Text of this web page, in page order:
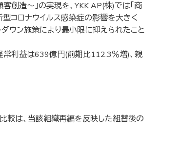
創造～」の実現を、YKK AP(株)では「商
コロナウイルス感染症の影響を大きく
ウン施策により最小限に抑えられたこと
利益は639億円(前期比112.3％増)、親
較は、当該組織再編を反映した組替後の